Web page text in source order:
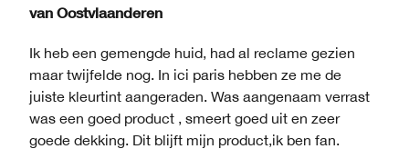
van Oostvlaanderen
Ik heb een gemengde huid, had al reclame gezien
maar twijfelde nog. In ici paris hebben ze me de
juiste kleurtint aangeraden. Was aangenaam verrast
was een goed product , smeert goed uit en zeer
goede dekking. Dit blijft mijn product,ik ben fan.